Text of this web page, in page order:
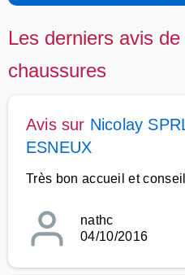
Les derniers avis
chaussures
Avis sur Nicolay
ESNEUX
Très bon accueil et
nathc
04/10/2016